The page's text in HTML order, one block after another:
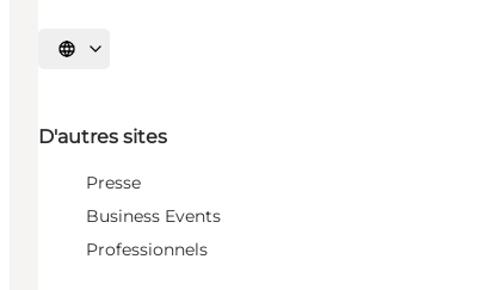
Choisissez la langue
D'autres sites
Presse
Business Events
Professionnels